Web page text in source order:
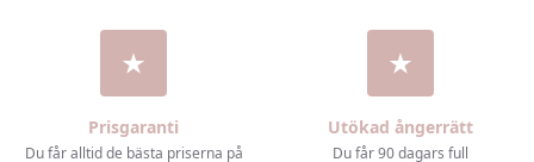
Prisgaranti
Du får alltid de bästa priserna på
Utökad ångerrätt
Du får 90 dagars full